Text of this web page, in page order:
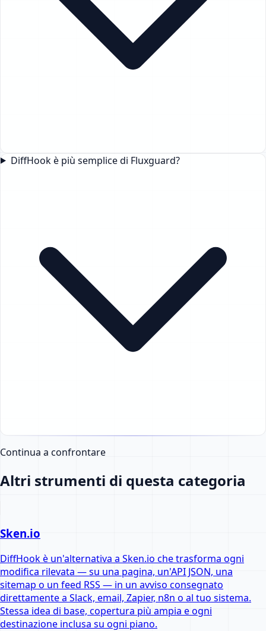
DiffHook è più semplice di Fluxguard?
Continua a confrontare
Altri strumenti di questa categoria
Sken.io
DiffHook è un'alternativa a Sken.io che trasforma ogni
modifica rilevata — su una pagina, un'API JSON, una
sitemap o un feed RSS — in un avviso consegnato
direttamente a Slack, email, Zapier, n8n o al tuo sistema.
Stessa idea di base, copertura più ampia e ogni
destinazione inclusa su ogni piano.